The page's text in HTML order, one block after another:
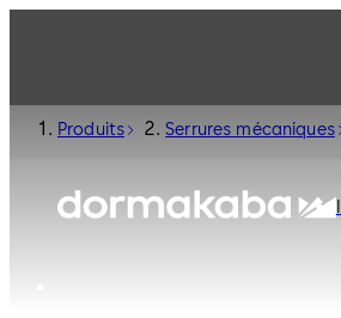
Produits Serrures mécaniques